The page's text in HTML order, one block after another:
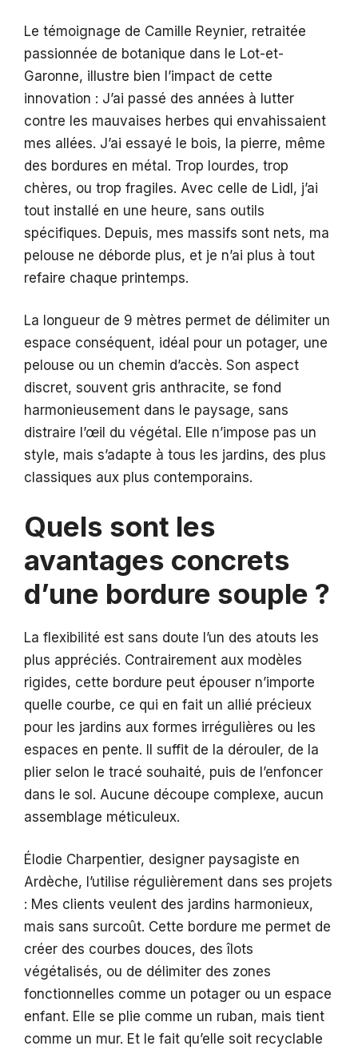
Le témoignage de Camille Reynier, retraitée
passionnée de botanique dans le Lot-et-
Garonne, illustre bien l’impact de cette
innovation : J’ai passé des années à lutter
contre les mauvaises herbes qui envahissaient
mes allées. J’ai essayé le bois, la pierre, même
des bordures en métal. Trop lourdes, trop
chères, ou trop fragiles. Avec celle de Lidl, j’ai
tout installé en une heure, sans outils
spécifiques. Depuis, mes massifs sont nets, ma
pelouse ne déborde plus, et je n’ai plus à tout
refaire chaque printemps.
La longueur de 9 mètres permet de délimiter un
espace conséquent, idéal pour un potager, une
pelouse ou un chemin d’accès. Son aspect
discret, souvent gris anthracite, se fond
harmonieusement dans le paysage, sans
distraire l’œil du végétal. Elle n’impose pas un
style, mais s’adapte à tous les jardins, des plus
classiques aux plus contemporains.
Quels sont les
avantages concrets
d’une bordure souple ?
La flexibilité est sans doute l’un des atouts les
plus appréciés. Contrairement aux modèles
rigides, cette bordure peut épouser n’importe
quelle courbe, ce qui en fait un allié précieux
pour les jardins aux formes irrégulières ou les
espaces en pente. Il suffit de la dérouler, de la
plier selon le tracé souhaité, puis de l’enfoncer
dans le sol. Aucune découpe complexe, aucun
assemblage méticuleux.
Élodie Charpentier, designer paysagiste en
Ardèche, l’utilise régulièrement dans ses projets
: Mes clients veulent des jardins harmonieux,
mais sans surcoût. Cette bordure me permet de
créer des courbes douces, des îlots
végétalisés, ou de délimiter des zones
fonctionnelles comme un potager ou un espace
enfant. Elle se plie comme un ruban, mais tient
comme un mur. Et le fait qu’elle soit recyclable